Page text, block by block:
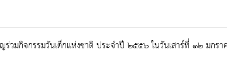
ร่วมกิจกรรมวันเด็กแห่งชาติ ประจำปี ๒๕๕๖ ในวันเสาร์ที่ ๑๒ มกร